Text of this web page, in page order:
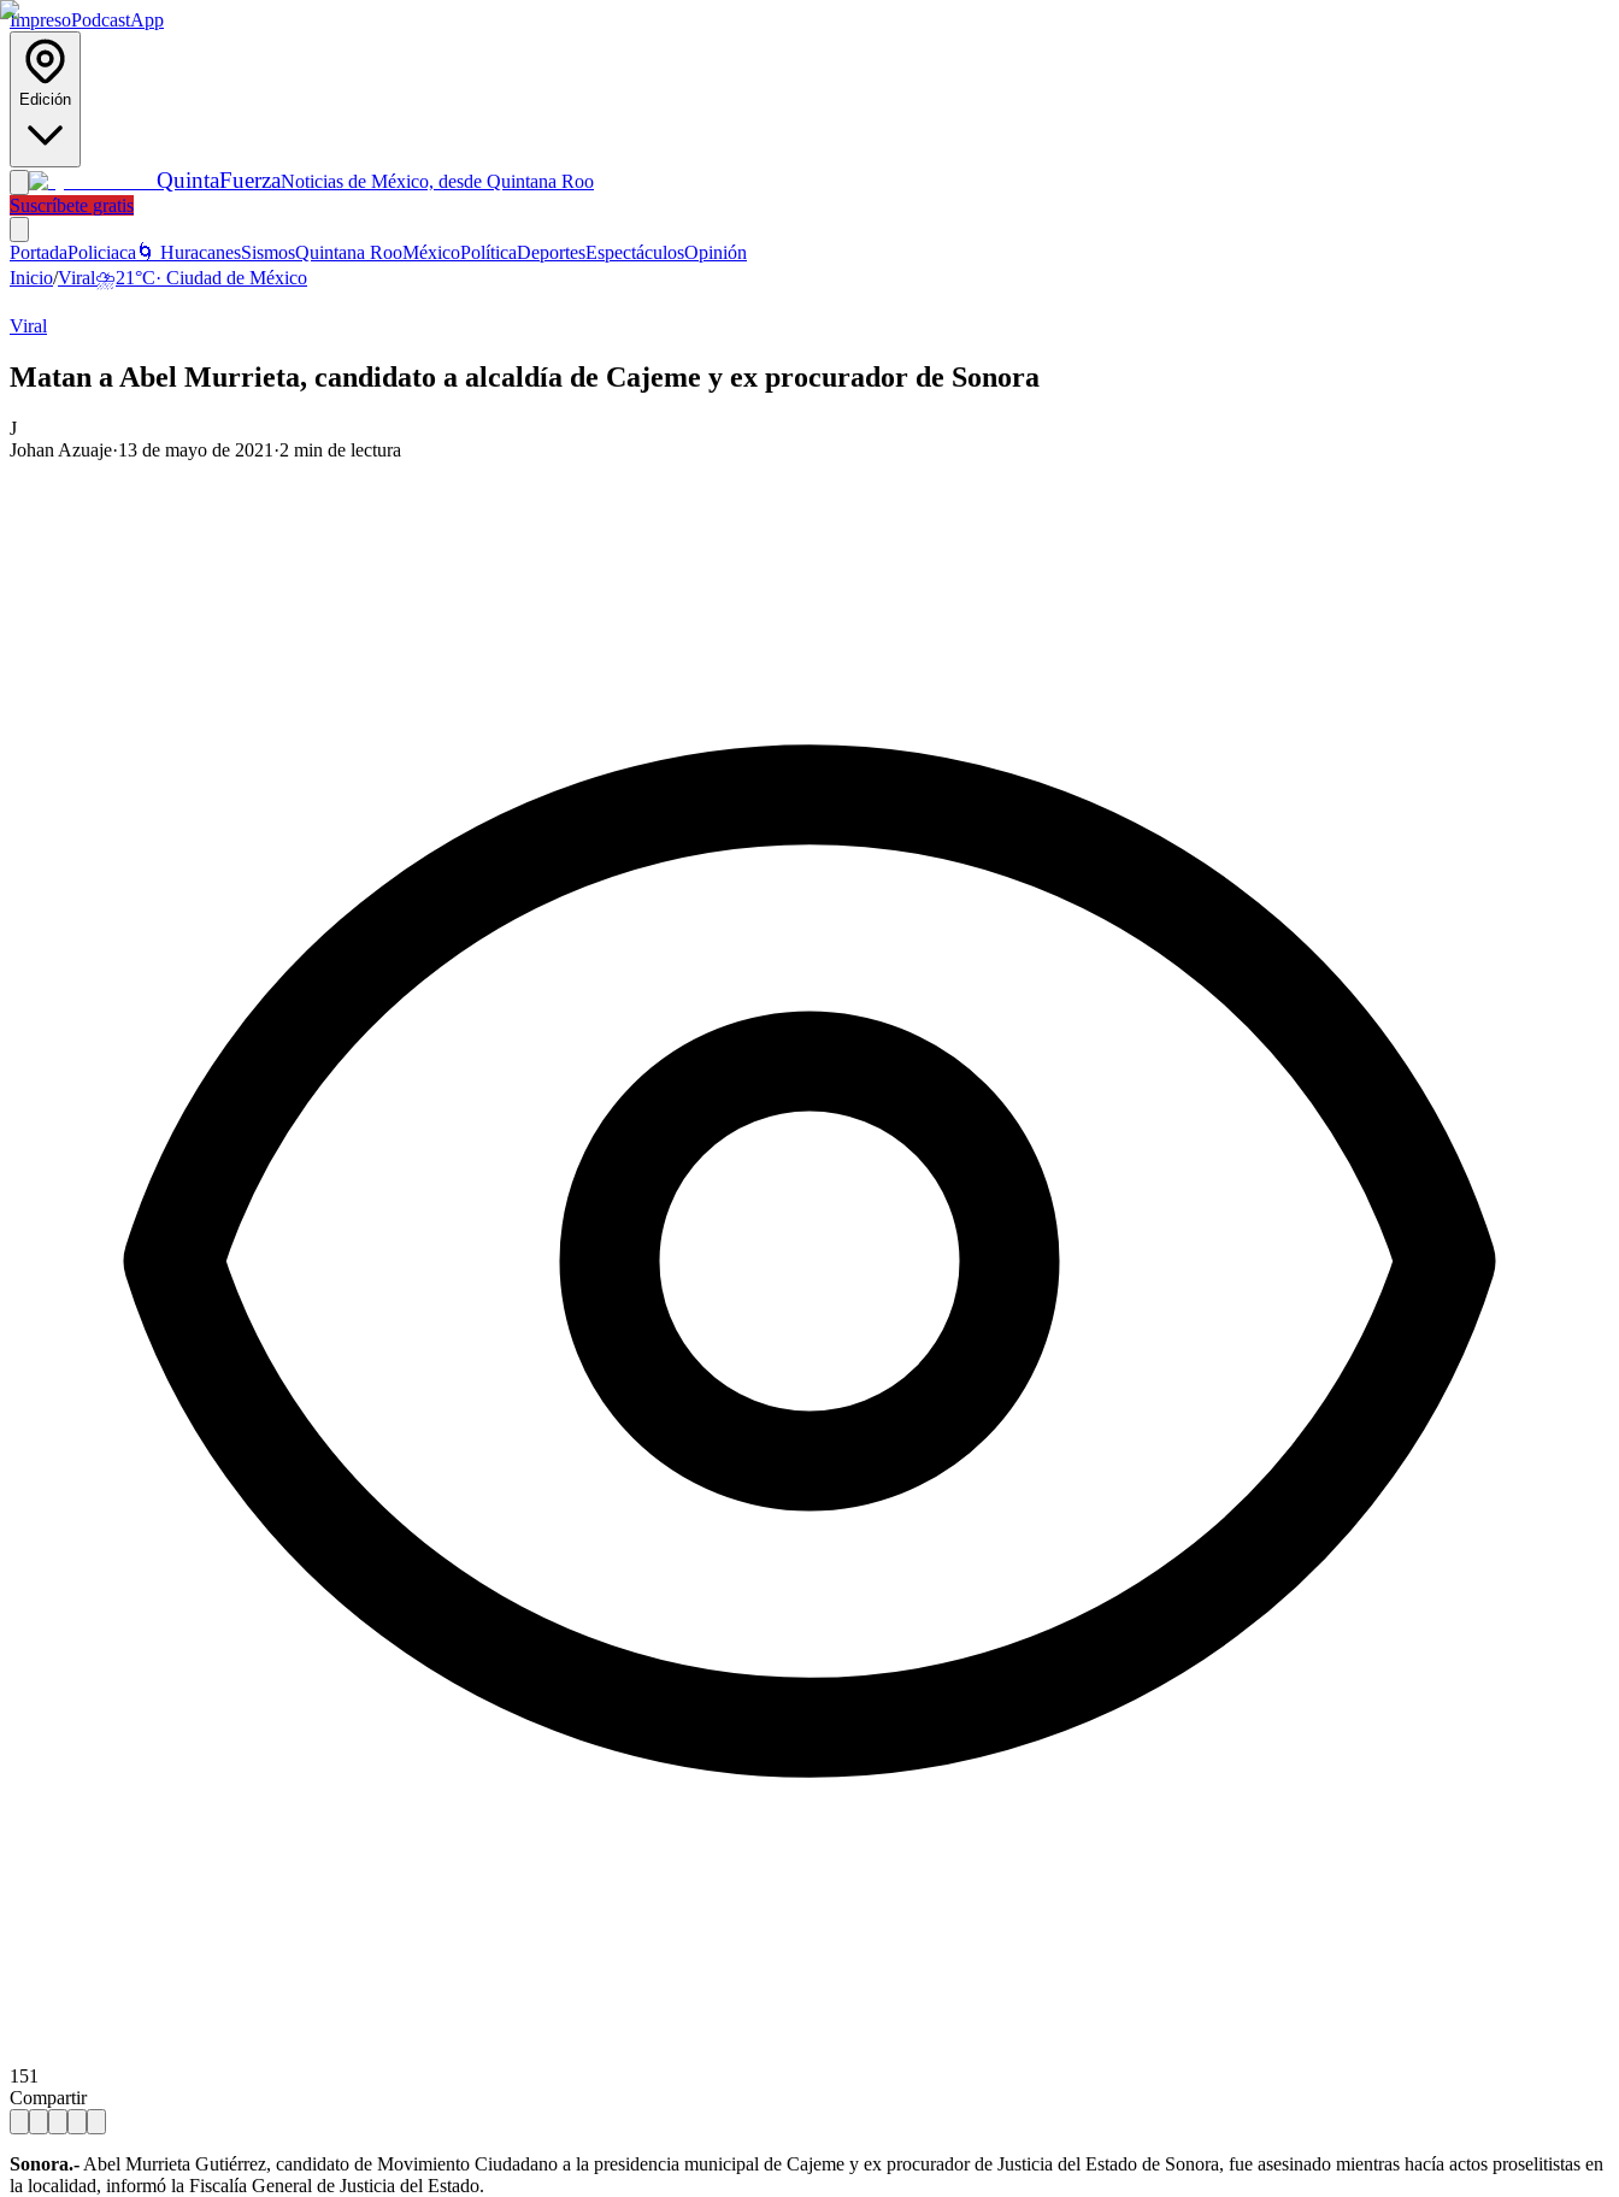
ImpresoPodcastApp
Edición
QuintaFuerzaNoticias de México, desde Quintana Roo
Suscríbete gratis
PortadaPoliciaca 🌀 HuracanesSismosQuintana RooMéxicoPolíticaDeportesEspectáculosOpinión
Inicio/Viral⛈️21°C· Ciudad de México
Viral
Matan a Abel Murrieta, candidato a alcaldía de Cajeme y ex procurador de Sonora
J
Johan Azuaje·13 de mayo de 2021 ·2 min de lectura
151
Compartir
Sonora.- Abel Murrieta Gutiérrez, candidato de Movimiento Ciudadano a la presidencia municipal de Cajeme y ex procurador de Justicia del Estado de Sonora, fue asesinado mientras hacía actos proselitistas en
la localidad, informó la Fiscalía General de Justicia del Estado.